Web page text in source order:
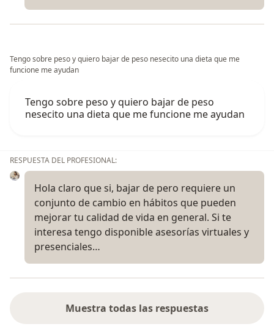
Tengo sobre peso y quiero bajar de peso nesecito una dieta que me
funcione me ayudan
Tengo sobre peso y quiero bajar de peso
nesecito una dieta que me funcione me ayudan
RESPUESTA DEL PROFESIONAL:
Hola claro que si, bajar de pero requiere un
conjunto de cambio en hábitos que pueden
mejorar tu calidad de vida en general. Si te
interesa tengo disponible asesorías virtuales y
presenciales…
Muestra todas las respuestas